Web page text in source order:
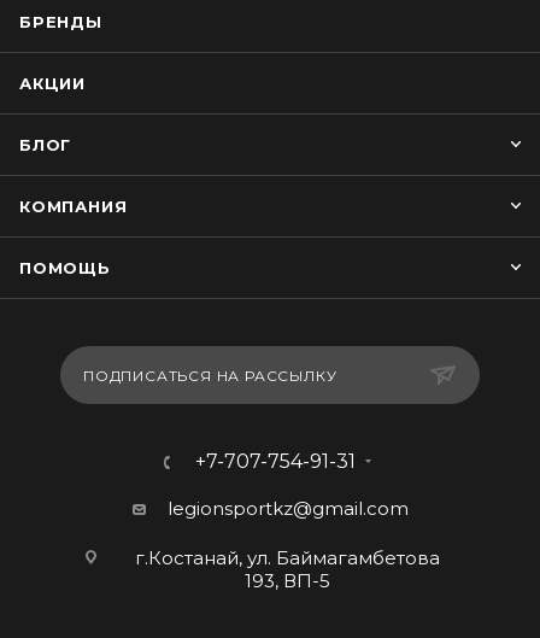
БРЕНДЫ
АКЦИИ
БЛОГ
КОМПАНИЯ
ПОМОЩЬ
ПОДПИСАТЬСЯ НА РАССЫЛКУ
+7-707-754-91-31
legionsportkz@gmail.com
г.Костанай, ул. Баймагамбетова
193, ВП-5